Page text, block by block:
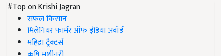
#Top on Krishi Jagran
सफल किसान
मिलेनियर फार्मर ऑफ इंडिया अवॉर्ड
महिंद्रा ट्रैक्टर्स